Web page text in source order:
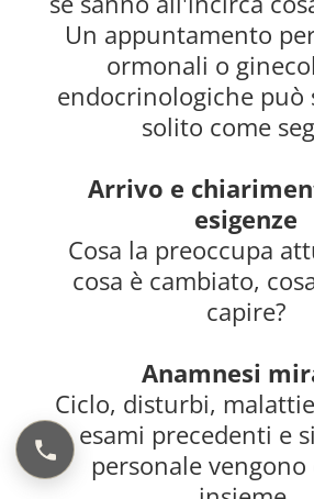
Un appuntamento
ormonali o
endocrinologiche può
solito come
Arrivo e
esigenze
Cosa la preoccupa
cosa è cambiato,
capire?
Anamnesi
Ciclo, disturbi,
esami precedenti e
personale vengono